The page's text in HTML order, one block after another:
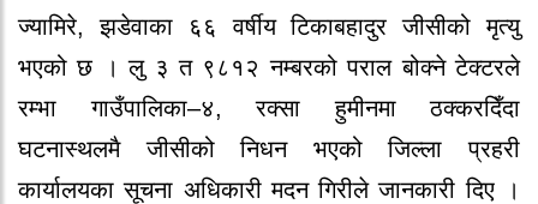
ज्यामिरे, झडेवाका ६६ वर्षीय टिकाबहादुर जीसीको मृत्यु
भएको छ । लु ३ त ९८१२ नम्बरको पराल बोक्ने टेक्टरले
रम्भा गाउँपालिका–४, रक्सा हुमीनमा ठक्करदिँदा
घटनास्थलमै जीसीको निधन भएको जिल्ला प्रहरी
कार्यालयका सूचना अधिकारी मदन गिरीले जानकारी दिए ।